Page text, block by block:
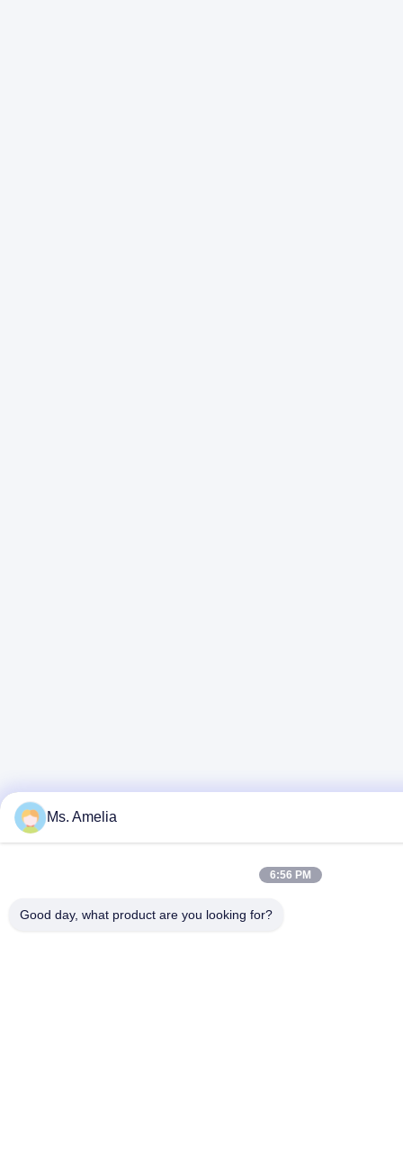
Ms. Amelia
6:56 PM
Good day, what product are you looking for?